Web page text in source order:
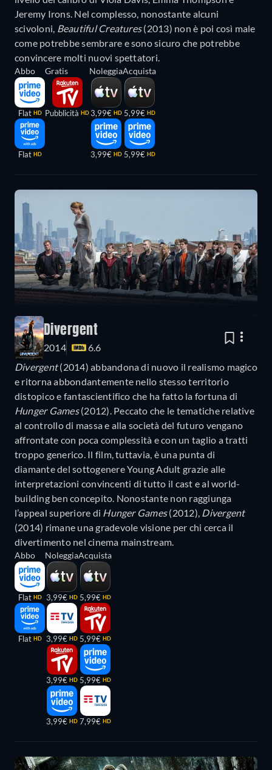
Jeremy Irons. Nel complesso, nonostante alcuni
scivoloni, Beautiful Creatures(2013) non è poi così male
come potrebbe sembrare e sono sicuro che potrebbe
convincere molti nuovi spettatori.
Abbo
Flat HD
Flat HD
Gratis
Pubblicità HD
Noleggia
3,99€ HD
3,99€ HD
Acquista
5,99€ HD
5,99€ HD
Divergent
2014
6.6
Divergent(2014) abbandona di nuovo il realismo magico
e ritorna abbondantemente nello stesso territorio
distopico e fantascientifico che ha fatto la fortuna di
Hunger Games(2012). Peccato che le tematiche relative
al controllo di massa e alla società del futuro vengano
affrontate con poca complessità e con un taglio a tratti
troppo generico. Il film, tuttavia, è una punta di
diamante del sottogenere Young Adult grazie alle
interpretazioni convincenti di tutto il cast e al world-
building ben concepito. Nonostante non raggiunga
l’appeal superiore di Hunger Games(2012), Divergent
(2014) rimane una gradevole visione per chi cerca il
divertimento nel cinema mainstream.
Abbo
Flat HD
Flat HD
Noleggia
3,99€ HD
3,99€ HD
3,99€ HD
3,99€ HD
Acquista
5,99€ HD
5,99€ HD
5,99€ HD
7,99€ HD